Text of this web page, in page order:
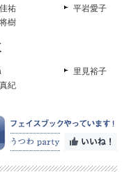
祐
樹
平岩愛子
紀
里見裕子